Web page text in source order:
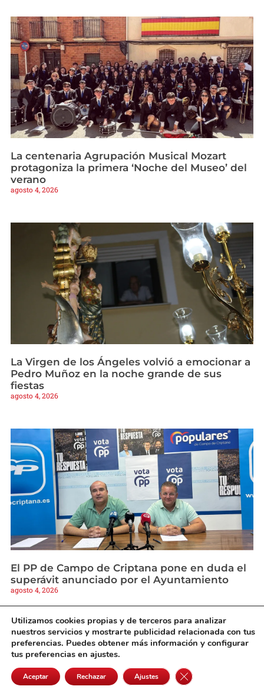
La centenaria Agrupación Musical Mozart
protagoniza la primera ‘Noche del Museo’ del
verano
agosto 4, 2026
La Virgen de los Ángeles volvió a emocionar a
Pedro Muñoz en la noche grande de sus
fiestas
agosto 4, 2026
El PP de Campo de Criptana pone en duda el
superávit anunciado por el Ayuntamiento
agosto 4, 2026
Utilizamos cookies propias y de terceros para analizar
nuestros servicios y mostrarte publicidad relacionada con tus
preferencias. Puedes obtener más información y configurar
tus preferencias en ajustes.
Aceptar Rechazar Ajustes Cerrar el banner de